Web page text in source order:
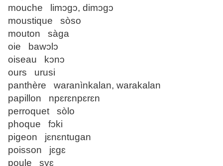
mouche limɔgɔ, dimɔgɔ
moustique sòso
mouton sàga
oie bawɔlɔ
oiseau kɔnɔ
ours urusi
panthère waranìnkalan, warakalan
papillon npɛrɛnpɛrɛn
perroquet sòlo
phoque fɔki
pigeon jɛnɛntugan
poisson jɛgɛ
poule syɛ